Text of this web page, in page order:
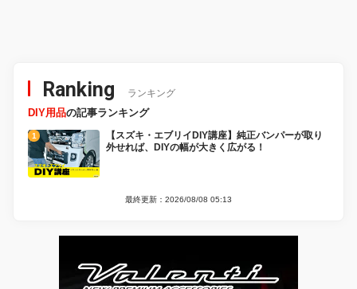
Ranking ランキング
DIY用品の記事ランキング
【スズキ・エブリイDIY講座】純正バンパーが取り
外せれば、DIYの幅が大きく広がる！
最終更新：2026/08/08 05:13